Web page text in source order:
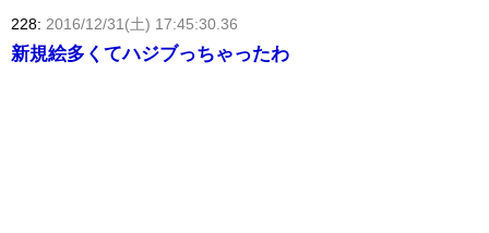
228: 2016/12/31(土) 17:45:30.36
新規絵多くてハジブっちゃったわ